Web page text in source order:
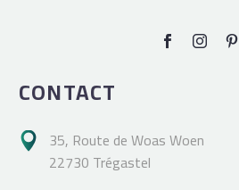
CONTACT
 35, Route de Woas Woen
22730 Trégastel